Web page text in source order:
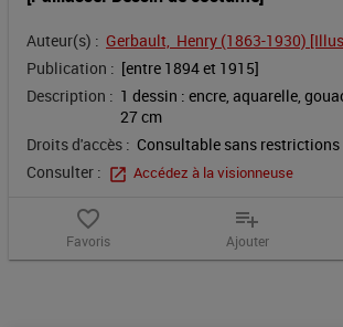
Auteur(s) : Gerbault,  Henry (1863-1930)
Publication : [entre 1894 et 1915]
Description : 1 dessin : encre, aquarelle,
27 cm
Droits d'accès : Consultable sans restrictions
Consulter :
Accédez à la visionneuse
favorite_border
Favoris
playlist_add
Ajouter